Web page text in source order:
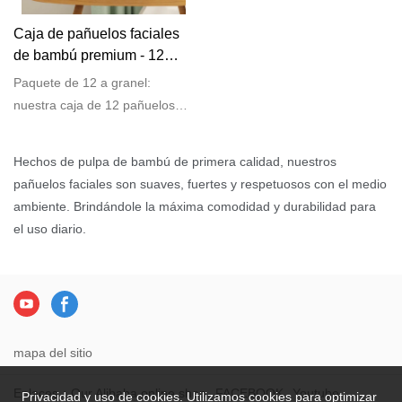
Hechos de pulpa de bambú de primera calidad, nuestros
pañuelos faciales son suaves, fuertes y respetuosos con el medio
ambiente. Brindándole la máxima comodidad y durabilidad para
el uso diario.
Caja de pañuelos faciales
de bambú premium - 12
cajas, ultra suave, natural
sin blanquear, sin árboles&
Paquete de 12 a granel:
nuestra caja de 12 pañuelos
total de 1620 hojas. Cada
pañuelo mide 173*190 mm,
dos capas, es increíblemente
mapa del sitio
Enlaces：Our Alibaba online shop FACEBOOK Youtube
Privacidad y uso de cookies. Utilizamos cookies para optimizar